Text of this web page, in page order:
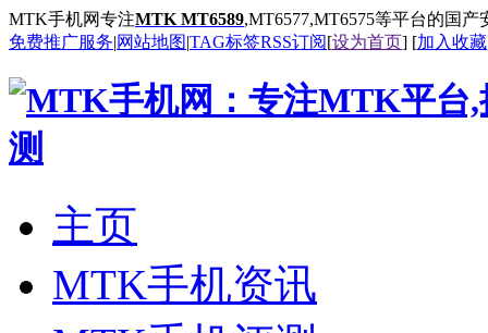
MTK手机网专注MTK MT6589,MT6577,MT6575等平台的国产
免费推广服务|网站地图|TAG标签RSS订阅[设为首页] [加入收藏
主页
MTK手机资讯